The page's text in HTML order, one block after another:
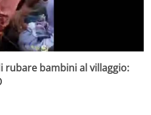
rubare bambini al villaggio: